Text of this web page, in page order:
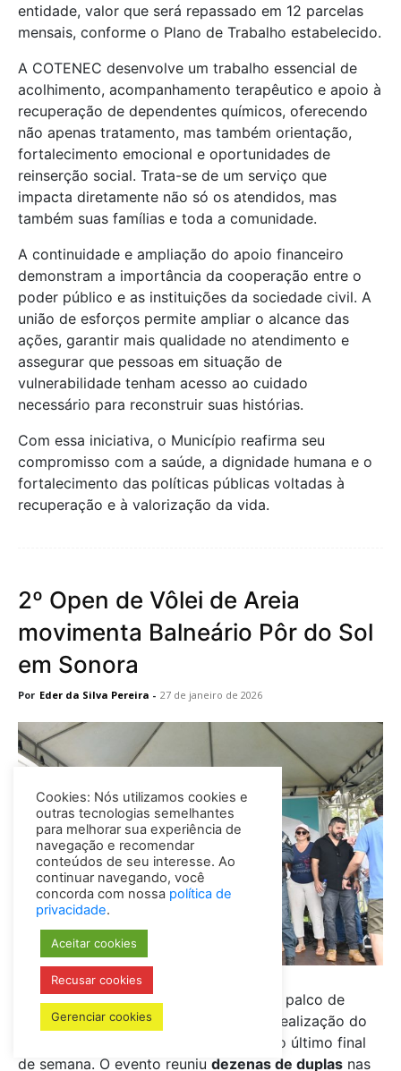
entidade, valor que será repassado em 12 parcelas
mensais, conforme o Plano de Trabalho estabelecido.
A COTENEC desenvolve um trabalho essencial de
acolhimento, acompanhamento terapêutico e apoio à
recuperação de dependentes químicos, oferecendo
não apenas tratamento, mas também orientação,
fortalecimento emocional e oportunidades de
reinserção social. Trata-se de um serviço que
impacta diretamente não só os atendidos, mas
também suas famílias e toda a comunidade.
A continuidade e ampliação do apoio financeiro
demonstram a importância da cooperação entre o
poder público e as instituições da sociedade civil. A
união de esforços permite ampliar o alcance das
ações, garantir mais qualidade no atendimento e
assegurar que pessoas em situação de
vulnerabilidade tenham acesso ao cuidado
necessário para reconstruir suas histórias.
Com essa iniciativa, o Município reafirma seu
compromisso com a saúde, a dignidade humana e o
fortalecimento das políticas públicas voltadas à
recuperação e à valorização da vida.
2º Open de Vôlei de Areia
movimenta Balneário Pôr do Sol
em Sonora
Por Eder da Silva Pereira - 27 de janeiro de 2026
Balneário Pôr do Sol
, em Sonora, foi palco de
esporte, integração e lazer durante a realização do
, ocorrido no último final
de semana. O evento reuniu dezenas de duplas nas
Cookies: Nós utilizamos cookies e
outras tecnologias semelhantes
para melhorar sua experiência de
navegação e recomendar
conteúdos de seu interesse. Ao
continuar navegando, você
concorda com nossa política de
privacidade.
Aceitar cookies
Recusar cookies
Gerenciar cookies